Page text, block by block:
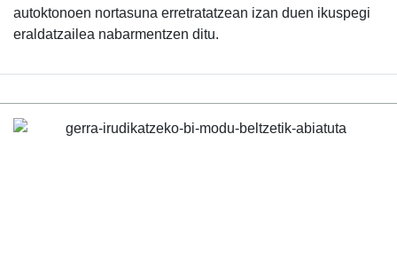
autoktonoen nortasuna erretratatzean izan duen ikuspegi
eraldatzailea nabarmentzen ditu.